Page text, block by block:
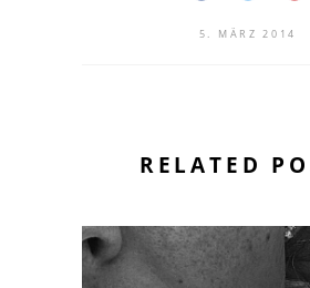
5. MÄRZ 2014
RELATED